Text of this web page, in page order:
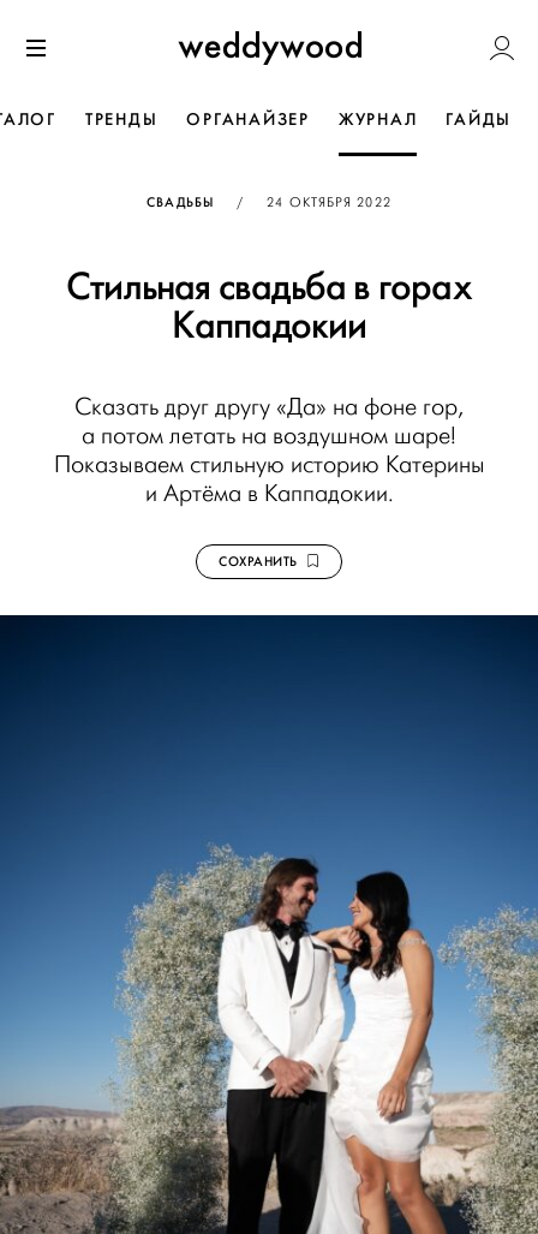
к содержанию
Weddywood
ТРЕНДЫ ОРГАНАЙЗЕР ЖУРНАЛ ГАЙДЫ
СВАДЬБЫ / ОПУБЛИКОВАНО
24 ОКТЯБРЯ 2022
Стильная свадьба в горах
Каппадокии
Сказать друг другу «Да» на фоне гор,
а потом летать на воздушном шаре!
Показываем стильную историю Катерины
и Артёма в Каппадокии.
СОХРАНИТЬ